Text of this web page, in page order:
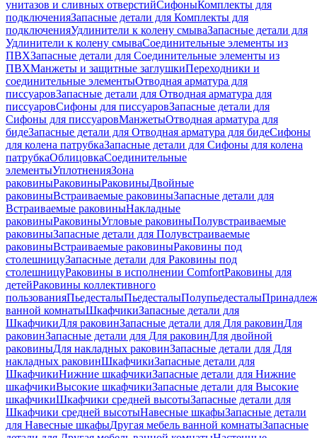
унитазов и сливных отверстийСифоныКомплекты для
подключенияЗапасные детали для Комплекты для
подключенияУдлинители к колену смываЗапасные детали для
Удлинители к колену смываСоединительные элементы из
ПВХЗапасные детали для Соединительные элементы из
ПВХМанжеты и защитные заглушкиПереходники и
соединительные элементыОтводная арматура для
писсуаровЗапасные детали для Отводная арматура для
писсуаровCифоны для писсуаровЗапасные детали для
Cифоны для писсуаровМанжетыОтводная арматура для
бидеЗапасные детали для Отводная арматура для бидеСифоны
для колена патрубкаЗапасные детали для Сифоны для колена
патрубкаОблицовкаСоединительные
элементыУплотненияЗона
раковиныРаковиныРаковиныДвойные
раковиныВстраиваемые раковиныЗапасные детали для
Встраиваемые раковиныНакладные
раковиныРаковиныУгловые раковиныПолувстраиваемые
раковиныЗапасные детали для Полувстраиваемые
раковиныВстраиваемые раковиныРаковины под
столешницуЗапасные детали для Раковины под
столешницуРаковины в исполнении ComfortPаковины для
детейРаковины коллективного
пользованияПьедесталыПьедесталыПолупьедесталы
ванной комнатыШкафчикиЗапасные детали для
ШкафчикиДля раковинЗапасные детали для Для раковинДля
раковинЗапасные детали для Для раковинДля двойной
раковиныДля накладных pаковинЗапасные детали для Для
накладных pаковинШкафчикиЗапасные детали для
ШкафчикиНижние шкафчикиЗапасные детали для Нижние
шкафчикиВысокие шкафчикиЗапасные детали для Высокие
шкафчикиШкафчики средней высотыЗапасные детали для
Шкафчики средней высотыНавесные шкафыЗапасные детали
для Навесные шкафыДругая мебель ванной комнатыЗапасные